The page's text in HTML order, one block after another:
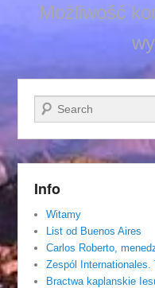
Możliwość
Szukaj
Info
Witamy
List od Buenos Aires
Carlos Roberto,
Zespól Internationales.
Bractwa kaplanskie